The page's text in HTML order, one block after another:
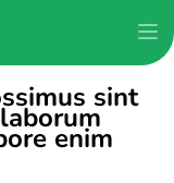
sint
enim